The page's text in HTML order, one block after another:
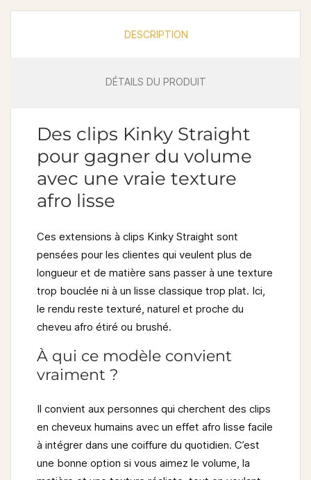
DESCRIPTION
DÉTAILS DU PRODUIT
Des clips Kinky Straight
pour gagner du volume
avec une vraie texture
afro lisse
Ces extensions à clips Kinky Straight sont
pensées pour les clientes qui veulent plus de
longueur et de matière sans passer à une texture
trop bouclée ni à un lisse classique trop plat. Ici,
le rendu reste texturé, naturel et proche du
cheveu afro étiré ou brushé.
À qui ce modèle convient
vraiment ?
Il convient aux personnes qui cherchent des clips
en cheveux humains avec un effet afro lisse facile
à intégrer dans une coiffure du quotidien. C’est
une bonne option si vous aimez le volume, la